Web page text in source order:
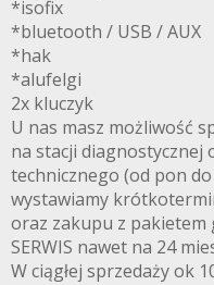
*isofix
*bluetooth / USB / AUX
*hak
*alufelgi
2x kluczyk
U nas masz możliwość
na stacji
technicznego (od pon
wystawiamy
oraz zakupu z pakietem
SERWIS nawet na 24
W ciągłej sprzedaży ok